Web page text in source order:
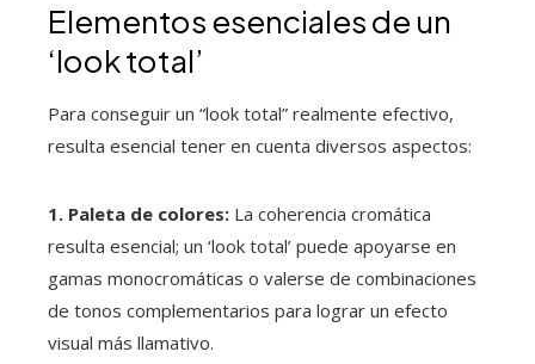
Elementos esenciales de un
‘look total’
Para conseguir un “look total” realmente efectivo,
resulta esencial tener en cuenta diversos aspectos:
1. Paleta de colores: La coherencia cromática
resulta esencial; un ‘look total’ puede apoyarse en
gamas monocromáticas o valerse de combinaciones
de tonos complementarios para lograr un efecto
visual más llamativo.